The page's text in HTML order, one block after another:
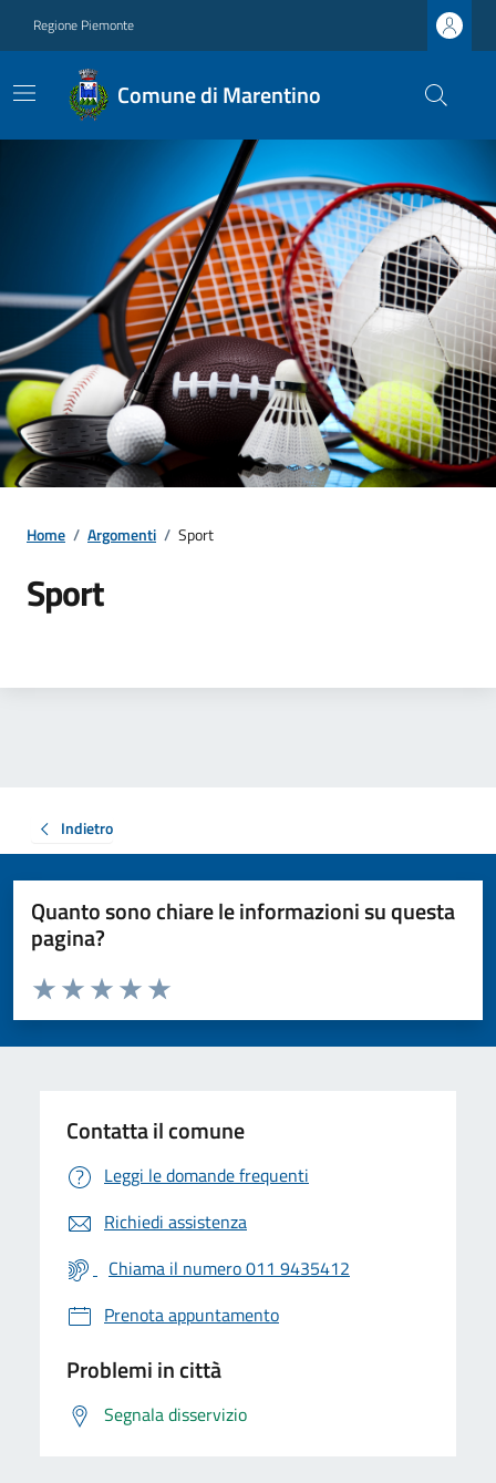
Regione Piemonte
Comune di Marentino
Home / Argomenti / Sport
Sport
Indietro
Quanto sono chiare le informazioni su questa
pagina?
Valuta da 1 a 5 stelle la pagina
Valuta 5 stelle su 5
Valuta 4 stelle su 5
Valuta 3 stelle su 5
Valuta 2 stelle su 5
Valuta 1 stelle su 5
Contatta il comune
Leggi le domande frequenti
Richiedi assistenza
Chiama il numero 011 9435412
Prenota appuntamento
Problemi in città
Segnala disservizio